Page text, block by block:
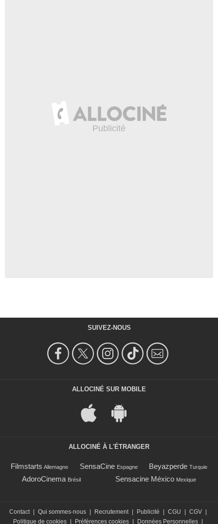
SUIVEZ-NOUS
ALLOCINÉ SUR MOBILE
ALLOCINÉ À L'ÉTRANGER
Filmstarts Allemagne SensaCine Espagne Beyazperde Turquie
AdoroCinema Brésil Sensacine México Mexique
Contact Qui sommes-nous Recrutement Publicité CGU CGV
Politique de cookies
Préférences cookies Données Personnelles